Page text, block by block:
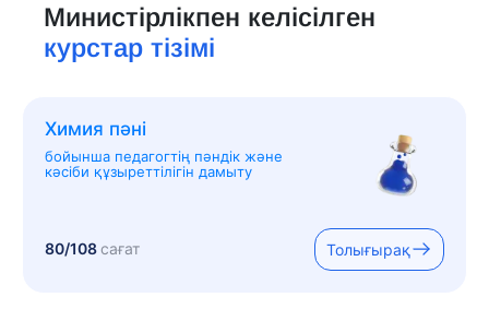
Министірлікпен келісілген
курстар тізімі
Химия пәні
бойынша педагогтің пәндік және
кәсіби құзыреттілігін дамыту
80/108сағат Толығырақ